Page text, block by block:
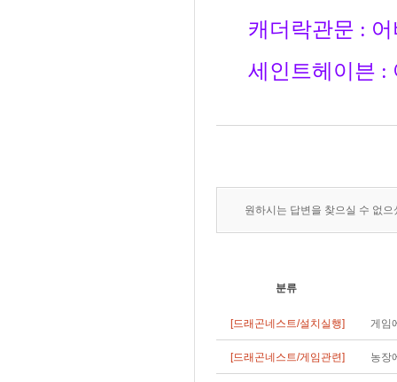
캐더락관문 :
세인트헤이븐 :
원하시는 답변을 찾으실 수 없
분류
[드래곤네스트/설치실행] 게임
[드래곤네스트/게임관련] 농장